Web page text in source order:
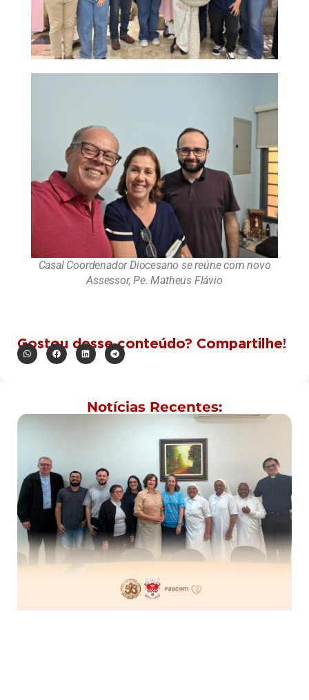
Casal Coordenador Diocesano se reúne com novo
Assessor, Pe. Matheus Flávio
Gostou desse conteúdo? Compartilhe!
Notícias Recentes: